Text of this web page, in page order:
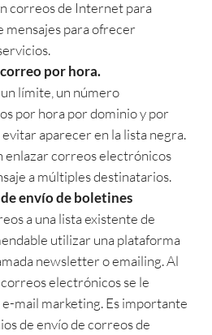
correos de Internet para
para ofrecer
por hora.
límite, un número
por hora por dominio y por
aparecer en la lista negra.
enlazar correos electrónicos
a múltiples destinatarios.
envío de boletines
a una lista existente de
utilizar una plataforma
newsletter o emailing. Al
electrónicos se le
mail marketing. Es importante
de envío de correos de